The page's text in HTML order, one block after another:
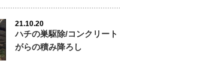
21.10.20
ハチの巣駆除/コンクリート
がらの積み降ろし